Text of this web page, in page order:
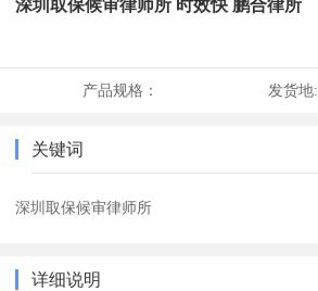
深圳取保候审律师所 时效快 鹏合律所
产品规格： 发货地:
关键词
深圳取保候审律师所
详细说明